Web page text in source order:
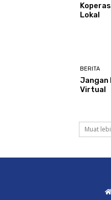
Lokal
BERITA
Jangan
Virtual
Muat